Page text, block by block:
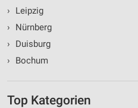
›
Leipzig
›
Nürnberg
›
Duisburg
›
Bochum
Top Kategorien